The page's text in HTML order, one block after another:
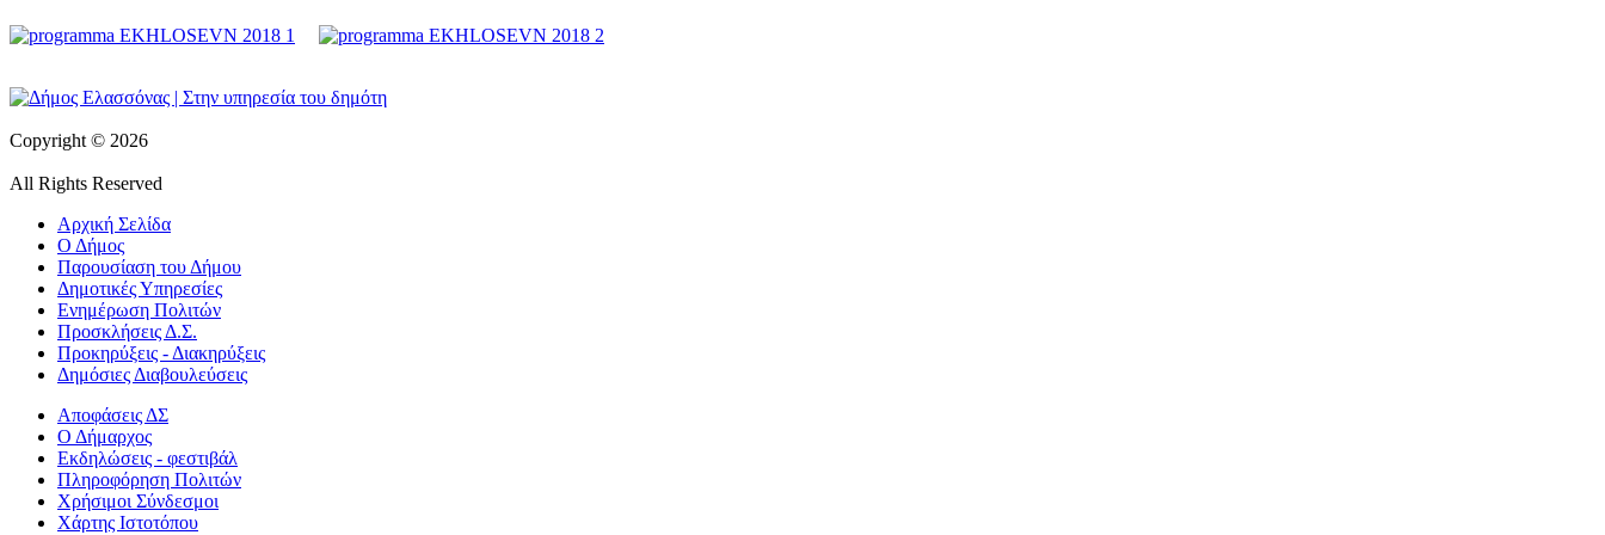
Copyright © 2026
All Rights Reserved
Αρχική Σελίδα
Ο Δήμος
Παρουσίαση του Δήμου
Δημοτικές Υπηρεσίες
Ενημέρωση Πολιτών
Προσκλήσεις Δ.Σ.
Προκηρύξεις - Διακηρύξεις
Δημόσιες Διαβουλεύσεις
Αποφάσεις ΔΣ
Ο Δήμαρχος
Εκδηλώσεις - φεστιβάλ
Πληροφόρηση Πολιτών
Χρήσιμοι Σύνδεσμοι
Χάρτης Ιστοτόπου